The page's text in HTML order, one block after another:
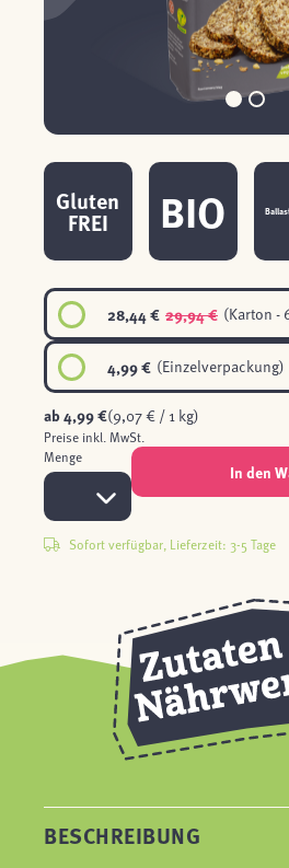
Gluten
FREI BIO
28,44 € 29,94 € (Karton -
4,99 € (Einzelverpackung)
ab4,99 €(9,07 € / 1 kg)
Preise inkl. MwSt.
Menge
In den
Sofort verfügbar, Lieferzeit: 3-5 Tage
BESCHREIBUNG